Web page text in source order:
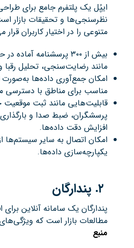
ایپُل یک پلتفرم جامع برای
نظرسنجی‌ها و تحقیقات بازار
متنوعی را در اختیار کاربران
بیش از ۳۰۰ پرسشنامه
مانند رضایت‌سنجی، تحلیل رقبا
امکان جمع‌آوری داده‌ها به‌صورت
مناسب برای مناطق با دسترسی
قابلیت‌هایی مانند ثبت موقعیت
پرسشگران، ضبط صدا و
افزایش دقت داده‌ها.
یکپارچه‌سازی داده‌ها.​
.پندارگان
پندارگان یک سامانه آنلاین
مطالعات بازار است که
منبع